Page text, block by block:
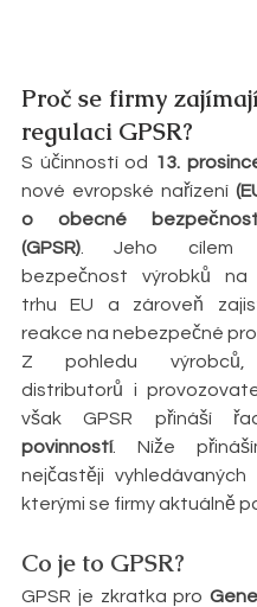
Proč se firmy
regulaci GPSR?
S účinností od 13.
nové evropské nařízení
o obecné
(GPSR) . Jeho cílem
bezpečnost výrobků na
trhu EU a zároveň
reakce na nebezpečné
Z pohledu výrobců,
distributorů i
však GPSR přináší
povinností. Níže
nejčastěji
kterými se firmy aktuálně
Co je to GPSR?
GPSR je zkratka pro